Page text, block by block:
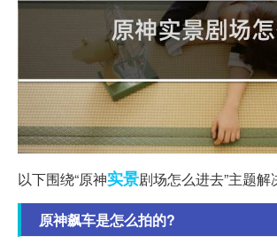
以下围绕“原神实景剧场怎么进去”主题
原神飙车是怎么拍的?